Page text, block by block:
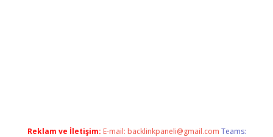
Reklam ve İletişim: E-mail: backlinkpaneli@gmail.com Teams: